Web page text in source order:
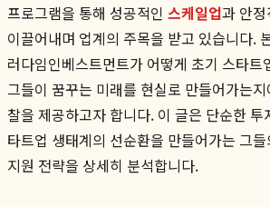
프로그램을 통해 성공적인 스케일업과 안정
이끌어내며 업계의 주목을 받고 있습니다.
러다임인베스트먼트가 어떻게 초기 스타트
그들이 꿈꾸는 미래를 현실로 만들어가는
찰을 제공하고자 합니다. 이 글은 단순한 투
타트업 생태계의 선순환을 만들어가는 그
지원 전략을 상세히 분석합니다.